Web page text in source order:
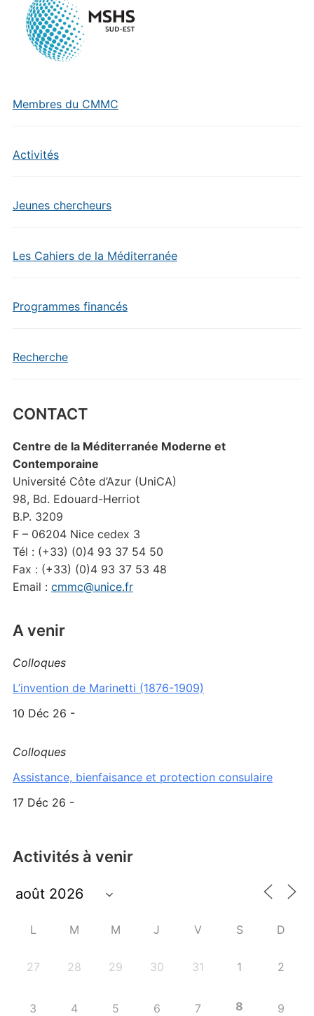
Membres du CMMC
Activités
Jeunes chercheurs
Les Cahiers de la Méditerranée
Programmes financés
Recherche
CONTACT
Centre de la Méditerranée Moderne et
Contemporaine
Université Côte d’Azur (UniCA)
98, Bd. Edouard-Herriot
B.P. 3209
F – 06204 Nice cedex 3
Tél : (+33) (0)4 93 37 54 50
Fax : (+33) (0)4 93 37 53 48
Email : cmmc@unice.fr
A venir
Colloques
L’invention de Marinetti (1876-1909)
10 Déc 26 -
Colloques
Assistance, bienfaisance et protection consulaire
17 Déc 26 -
Activités à venir
L M M J V S D
27 28 29 30 31 1 2
3 4 5 6 7 8 9